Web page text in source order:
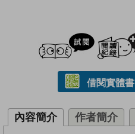
試閲
借閱實體書
內容簡介 作者簡介